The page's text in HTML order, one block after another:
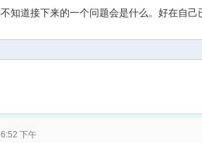
知道接下来的一个问题会是什么。好在自
下午